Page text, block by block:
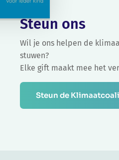
Steun ons
Wil je ons helpen de
stuwen?
Elke gift maakt mee het
Steun de